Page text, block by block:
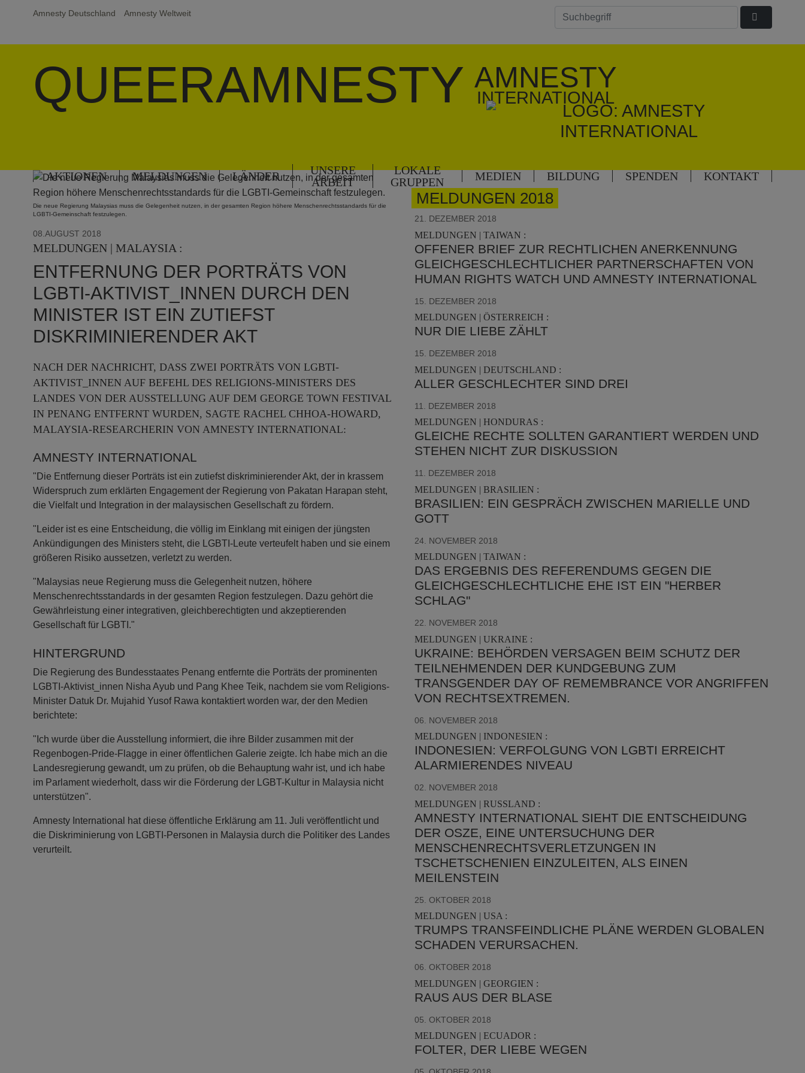
Amnesty Deutschland Amnesty Weltweit
QUEERAMNESTY AMNESTY
INTERNATIONAL
AKTIONEN MELDUNGEN LÄNDER
UNSERE
ARBEIT
LOKALE
GRUPPEN
MEDIEN BILDUNG SPENDEN KONTAKT
Die neue Regierung Malaysias muss die Gelegenheit nutzen, in der gesamten Region höhere Menschenrechtsstandards für die
LGBTI-Gemeinschaft festzulegen.
08.AUGUST 2018
MELDUNGEN | MALAYSIA :
ENTFERNUNG DER PORTRÄTS VON
LGBTI-AKTIVIST_INNEN DURCH DEN
MINISTER IST EIN ZUTIEFST
DISKRIMINIERENDER AKT
NACH DER NACHRICHT, DASS ZWEI PORTRÄTS VON LGBTI-
AKTIVIST_INNEN AUF BEFEHL DES RELIGIONS-MINISTERS DES
LANDES VON DER AUSSTELLUNG AUF DEM GEORGE TOWN FESTIVAL
IN PENANG ENTFERNT WURDEN, SAGTE RACHEL CHHOA-HOWARD,
MALAYSIA-RESEARCHERIN VON AMNESTY INTERNATIONAL:
AMNESTY INTERNATIONAL
"Die Entfernung dieser Porträts ist ein zutiefst diskriminierender Akt, der in krassem
Widerspruch zum erklärten Engagement der Regierung von Pakatan Harapan steht,
die Vielfalt und Integration in der malaysischen Gesellschaft zu fördern.
"Leider ist es eine Entscheidung, die völlig im Einklang mit einigen der jüngsten
Ankündigungen des Ministers steht, die LGBTI-Leute verteufelt haben und sie einem
größeren Risiko aussetzen, verletzt zu werden.
"Malaysias neue Regierung muss die Gelegenheit nutzen, höhere
Menschenrechtsstandards in der gesamten Region festzulegen. Dazu gehört die
Gewährleistung einer integrativen, gleichberechtigten und akzeptierenden
Gesellschaft für LGBTI."
HINTERGRUND
Die Regierung des Bundesstaates Penang entfernte die Porträts der prominenten
LGBTI-Aktivist_innen Nisha Ayub und Pang Khee Teik, nachdem sie vom Religions-
Minister Datuk Dr. Mujahid Yusof Rawa kontaktiert worden war, der den Medien
berichtete:
"Ich wurde über die Ausstellung informiert, die ihre Bilder zusammen mit der
Regenbogen-Pride-Flagge in einer öffentlichen Galerie zeigte. Ich habe mich an die
Landesregierung gewandt, um zu prüfen, ob die Behauptung wahr ist, und ich habe
im Parlament wiederholt, dass wir die Förderung der LGBT-Kultur in Malaysia nicht
unterstützen".
Amnesty International hat diese öffentliche Erklärung am 11. Juli veröffentlicht und
die Diskriminierung von LGBTI-Personen in Malaysia durch die Politiker des Landes
verurteilt.
MELDUNGEN 2018
21. DEZEMBER 2018
MELDUNGEN | TAIWAN :
OFFENER BRIEF ZUR RECHTLICHEN ANERKENNUNG
GLEICHGESCHLECHTLICHER PARTNERSCHAFTEN VON
HUMAN RIGHTS WATCH UND AMNESTY INTERNATIONAL
15. DEZEMBER 2018
MELDUNGEN | ÖSTERREICH :
NUR DIE LIEBE ZÄHLT
15. DEZEMBER 2018
MELDUNGEN | DEUTSCHLAND :
ALLER GESCHLECHTER SIND DREI
11. DEZEMBER 2018
MELDUNGEN | HONDURAS :
GLEICHE RECHTE SOLLTEN GARANTIERT WERDEN UND
STEHEN NICHT ZUR DISKUSSION
11. DEZEMBER 2018
MELDUNGEN | BRASILIEN :
BRASILIEN: EIN GESPRÄCH ZWISCHEN MARIELLE UND
GOTT
24. NOVEMBER 2018
MELDUNGEN | TAIWAN :
DAS ERGEBNIS DES REFERENDUMS GEGEN DIE
GLEICHGESCHLECHTLICHE EHE IST EIN "HERBER
SCHLAG"
22. NOVEMBER 2018
MELDUNGEN | UKRAINE :
UKRAINE: BEHÖRDEN VERSAGEN BEIM SCHUTZ DER
TEILNEHMENDEN DER KUNDGEBUNG ZUM
TRANSGENDER DAY OF REMEMBRANCE VOR ANGRIFFEN
VON RECHTSEXTREMEN.
06. NOVEMBER 2018
MELDUNGEN | INDONESIEN :
INDONESIEN: VERFOLGUNG VON LGBTI ERREICHT
ALARMIERENDES NIVEAU
02. NOVEMBER 2018
MELDUNGEN | RUSSLAND :
AMNESTY INTERNATIONAL SIEHT DIE ENTSCHEIDUNG
DER OSZE, EINE UNTERSUCHUNG DER
MENSCHENRECHTSVERLETZUNGEN IN
TSCHETSCHENIEN EINZULEITEN, ALS EINEN
MEILENSTEIN
25. OKTOBER 2018
MELDUNGEN | USA :
TRUMPS TRANSFEINDLICHE PLÄNE WERDEN GLOBALEN
SCHADEN VERURSACHEN.
06. OKTOBER 2018
MELDUNGEN | GEORGIEN :
RAUS AUS DER BLASE
05. OKTOBER 2018
MELDUNGEN | ECUADOR :
FOLTER, DER LIEBE WEGEN